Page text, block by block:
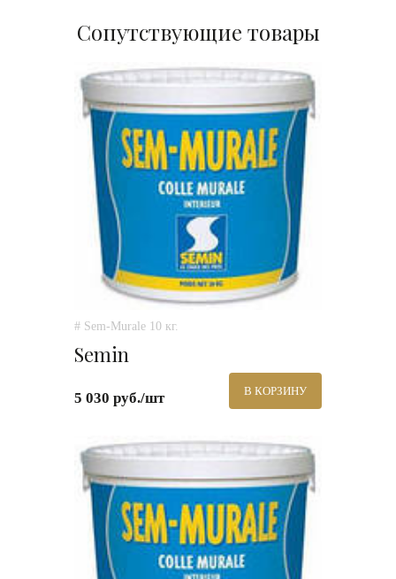
Сопутствующие товары
# Sem-Murale 10 кг.
Semin
5 030 руб./шт В КОРЗИНУ